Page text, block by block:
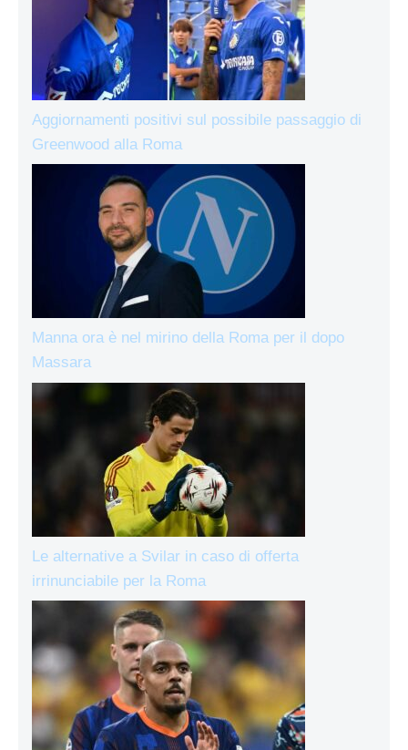
Aggiornamenti positivi sul possibile passaggio di
Greenwood alla Roma
Manna ora è nel mirino della Roma per il dopo
Massara
Le alternative a Svilar in caso di offerta
irrinunciabile per la Roma